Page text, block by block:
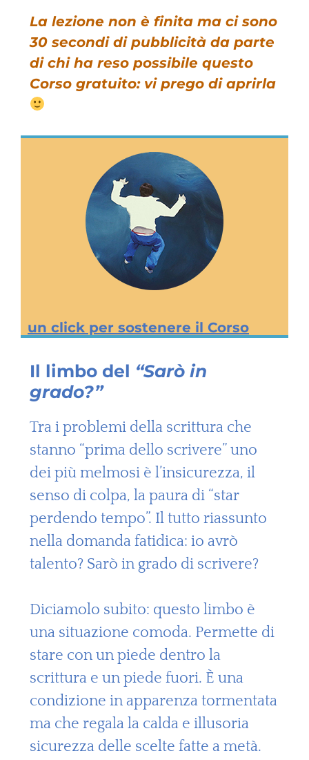
La lezione non è finita ma ci sono
30 secondi di pubblicità da parte
di chi ha reso possibile questo
Corso gratuito: vi prego di aprirla
un click per sostenere il Corso
Il limbo del “Sarò in
grado?”
Tra i problemi della scrittura che
stanno “prima dello scrivere” uno
dei più melmosi è l’insicurezza, il
senso di colpa, la paura di “star
perdendo tempo”. Il tutto riassunto
nella domanda fatidica: io avrò
talento? Sarò in grado di scrivere?
Diciamolo subito: questo limbo è
una situazione comoda. Permette di
stare con un piede dentro la
scrittura e un piede fuori. È una
condizione in apparenza tormentata
ma che regala la calda e illusoria
sicurezza delle scelte fatte a metà.